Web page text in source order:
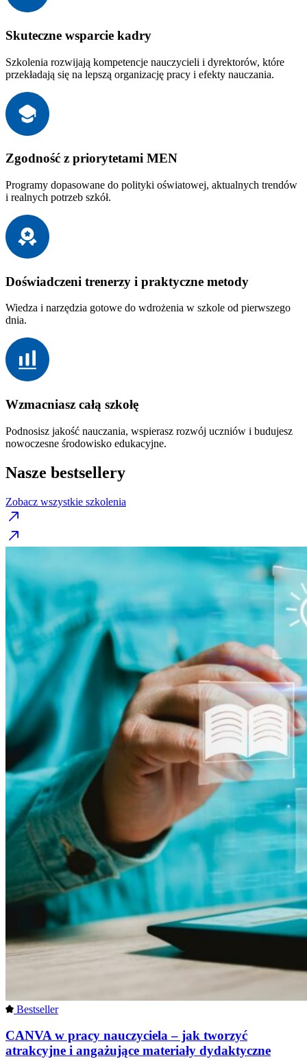
Skuteczne wsparcie kadry
Szkolenia rozwijają kompetencje nauczycieli i dyrektorów, które
przekładają się na lepszą organizację pracy i efekty nauczania.
Zgodność z priorytetami MEN
Programy dopasowane do polityki oświatowej, aktualnych trendów
i realnych potrzeb szkół.
Doświadczeni trenerzy i praktyczne metody
Wiedza i narzędzia gotowe do wdrożenia w szkole od pierwszego
dnia.
Wzmacniasz całą szkołę
Podnosisz jakość nauczania, wspierasz rozwój uczniów i budujesz
nowoczesne środowisko edukacyjne.
Nasze bestsellery
Zobacz wszystkie szkolenia
Bestseller
CANVA w pracy nauczyciela – jak tworzyć
atrakcyjne i angażujące materiały dydaktyczne